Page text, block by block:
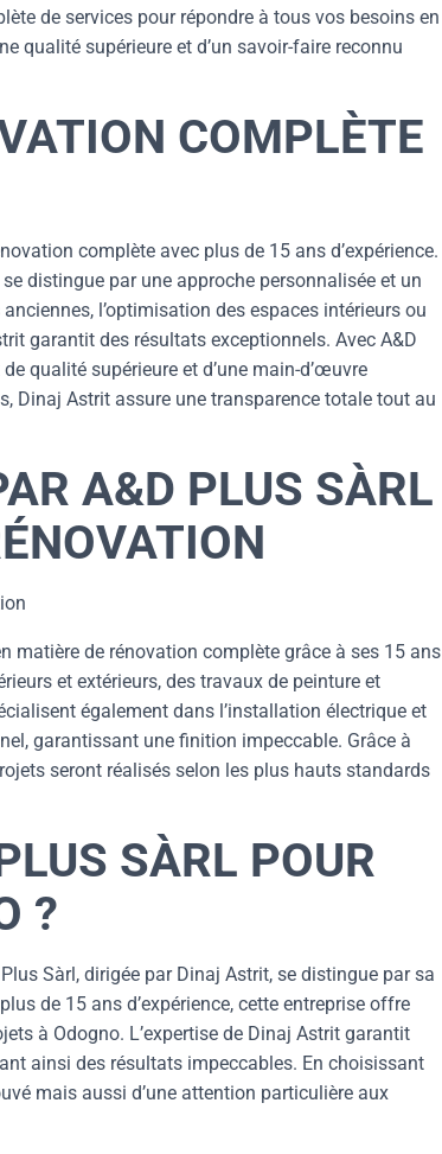
de services pour répondre à tous vos besoins en
qualité supérieure et d’un savoir-faire reconnu
COMPLÈTE
complète avec plus de 15 ans d’expérience.
distingue par une approche personnalisée et un
l’optimisation des espaces intérieurs ou
garantit des résultats exceptionnels. Avec A&D
qualité supérieure et d’une main-d’œuvre
Astrit assure une transparence totale tout au
A&D PLUS SÀRL
matière de rénovation complète grâce à ses 15 ans
et extérieurs, des travaux de peinture et
également dans l’installation électrique et
garantissant une finition impeccable. Grâce à
seront réalisés selon les plus hauts standards
SÀRL POUR
?
Sàrl, dirigée par Dinaj Astrit, se distingue par sa
de 15 ans d’expérience, cette entreprise offre
à Odogno. L’expertise de Dinaj Astrit garantit
ainsi des résultats impeccables. En choisissant
mais aussi d’une attention particulière aux